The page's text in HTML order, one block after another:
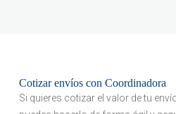
Cotizar envíos con Coordinadora
Si quieres cotizar el valor de tu